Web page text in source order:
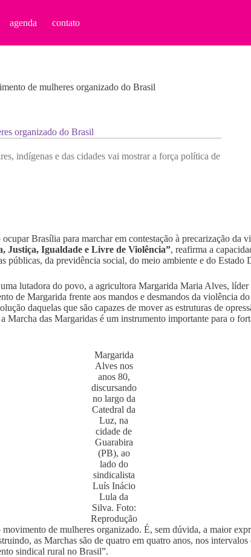
agenda contato
de mulheres organizado do Brasil
organizado do Brasil
indígenas e das cidades vai mostrar a força política de
Brasília para marchar em contestação à precarização da
Justiça, Igualdade e Livre de Violência”, reafirma a
da previdência social, do meio ambiente e do Estado
lutadora do povo, a agricultora Margarida Maria Alves,
de Margarida frente aos mandos e desmandos da violência
daquelas que são capazes de mover as estruturas de
Marcha das Margaridas é um instrumento importante para o
Margarida
Alves nos
anos 80,
discursando
no largo da
Catedral da
Luz, na
cidade de
Guarabira
(PB), ao
lado do
sindicalista
Luís Inácio
Lula da
Silva. Foto:
Reprodução
de mulheres organizado. É, sem dúvida, a maior
as Marchas são de quatro em quatro anos, nos
sindical rural no Brasil”.